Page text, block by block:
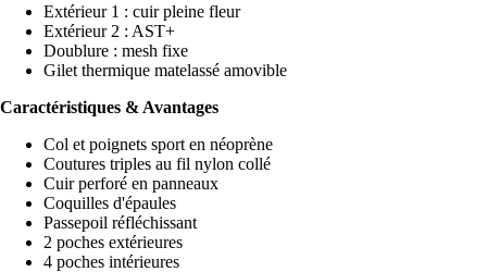
Extérieur 1 : cuir pleine fleur
Extérieur 2 : AST+
Doublure : mesh fixe
Gilet thermique matelassé amovible
Caractéristiques & Avantages
Col et poignets sport en néoprène
Coutures triples au fil nylon collé
Cuir perforé en panneaux
Coquilles d'épaules
Passepoil réfléchissant
2 poches extérieures
4 poches intérieures